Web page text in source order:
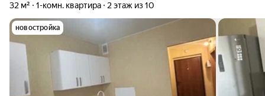
32 м² 1-комн. квартира 2 этаж из 10
новостройка